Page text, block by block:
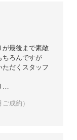
が最後まで素敵
ちろんですが
ただくスタッフ
…
成約）